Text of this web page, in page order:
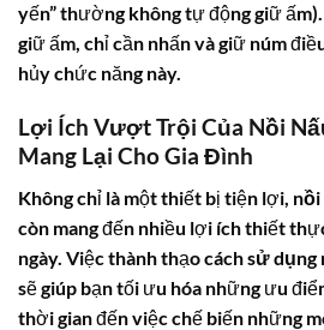
yến” thường không tự động giữ
giữ ấm, chỉ cần nhấn và giữ núm
hủy chức năng này.
Lợi Ích Vượt Trội Của Nồi
Mang Lại Cho Gia Đình
Không chỉ là một thiết bị tiện lợi, nồi
còn mang đến nhiều lợi ích thiết
ngày. Việc thành thạocách sử dụng
sẽ giúp bạn tối ưu hóa những ưu
thời gian đến việc chế biến những